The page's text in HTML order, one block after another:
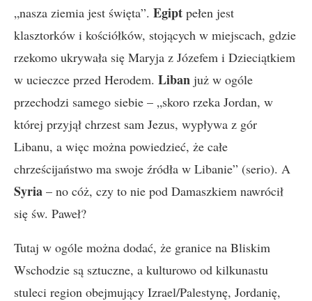
„nasza ziemia jest święta”. Egipt pełen jest
klasztorków i kościółków, stojących w miejscach, gdzie
rzekomo ukrywała się Maryja z Józefem i Dzieciątkiem
w ucieczce przed Herodem. Liban już w ogóle
przechodzi samego siebie – „skoro rzeka Jordan, w
której przyjął chrzest sam Jezus, wypływa z gór
Libanu, a więc można powiedzieć, że całe
chrześcijaństwo ma swoje źródła w Libanie” (serio). A
Syria – no cóż, czy to nie pod Damaszkiem nawrócił
się św. Paweł?
Tutaj w ogóle można dodać, że granice na Bliskim
Wschodzie są sztuczne, a kulturowo od kilkunastu
stuleci region obejmujący Izrael/Palestynę, Jordanię,